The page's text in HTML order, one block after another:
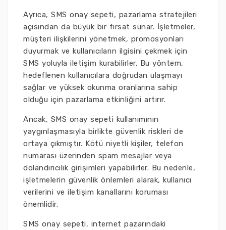
Ayrıca, SMS onay sepeti, pazarlama stratejileri
açısından da büyük bir fırsat sunar. İşletmeler,
müşteri ilişkilerini yönetmek, promosyonları
duyurmak ve kullanıcıların ilgisini çekmek için
SMS yoluyla iletişim kurabilirler. Bu yöntem,
hedeflenen kullanıcılara doğrudan ulaşmayı
sağlar ve yüksek okunma oranlarına sahip
olduğu için pazarlama etkinliğini artırır.
Ancak, SMS onay sepeti kullanımının
yaygınlaşmasıyla birlikte güvenlik riskleri de
ortaya çıkmıştır. Kötü niyetli kişiler, telefon
numarası üzerinden spam mesajlar veya
dolandırıcılık girişimleri yapabilirler. Bu nedenle,
işletmelerin güvenlik önlemleri alarak, kullanıcı
verilerini ve iletişim kanallarını koruması
önemlidir.
SMS onay sepeti, internet pazarındaki